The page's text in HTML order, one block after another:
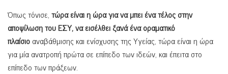
Όπως τόνισε,τώρα είναι η ώρα για να μπει ένα τέλος στην
αποψίλωση του ΕΣΥ, να εισέλθει ξανά ένα οραματικό
πλαίσιοαναβάθμισης και ενίσχυσης της Υγείας, τώρα είναι η ώρα
για μία ανατροπή πρώτα σε επίπεδο των ιδεών, και έπειτα στο
επίπεδο των πράξεων.